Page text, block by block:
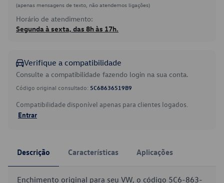
(apenas mensagens de texto, não atendemos ligações)
Horário de atendimento:
Segunda à sexta, das 8h às 17h.
Verifique a compatibilidade
Consulte a compatibilidade fazendo login na sua conta.
Código original consultado: 5C68636519B9
Compatibilidade disponível apenas para clientes logados.
Entrar
Descrição Características Aplicações
Enchimento original para seu VW, o código 5C6-863-